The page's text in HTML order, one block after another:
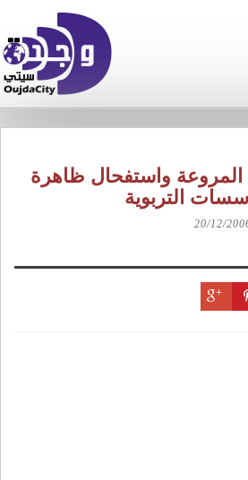
المروعة واستفحال ظاهرة
التربوية
20/12/